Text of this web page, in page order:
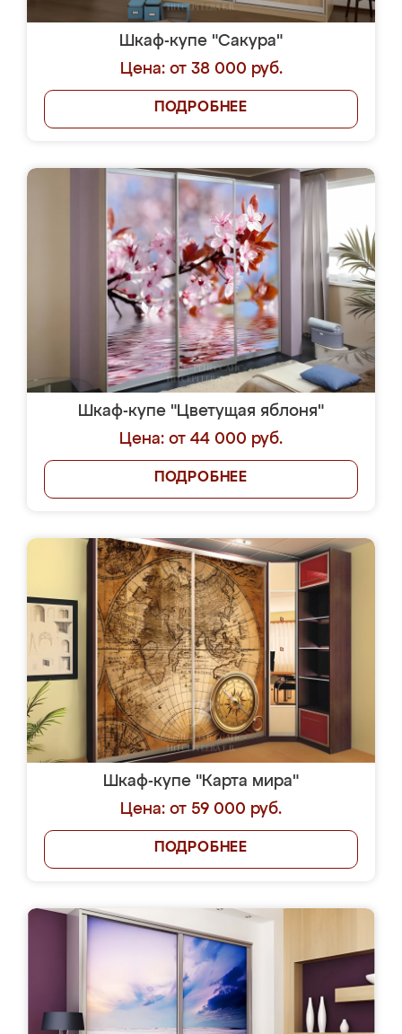
Шкаф-купе "Сакура"
Цена: от 38 000 руб.
ПОДРОБНЕЕ
Шкаф-купе "Цветущая яблоня"
Цена: от 44 000 руб.
ПОДРОБНЕЕ
Шкаф-купе "Карта мира"
Цена: от 59 000 руб.
ПОДРОБНЕЕ